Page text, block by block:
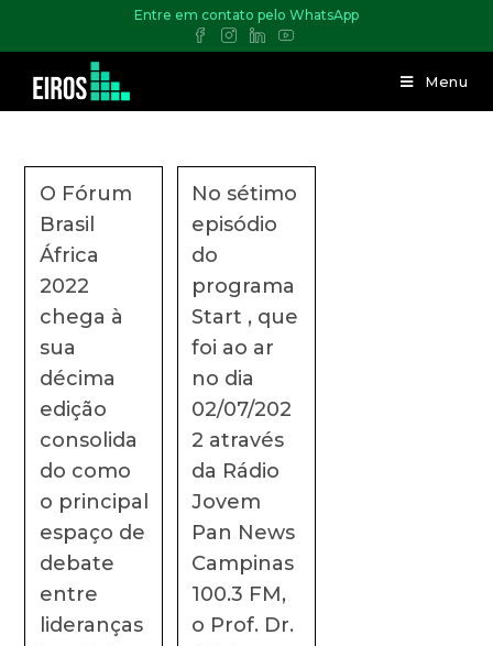
Entre em contato pelo WhatsApp
Menu
O Fórum
Brasil
África
2022
chega à
sua
décima
edição
consolida
do como
o principal
espaço de
debate
entre
lideranças
No sétimo
episódio
do
programa
Start , que
foi ao ar
no dia
02/07/202
2 através
da Rádio
Jovem
Pan News
Campinas
100.3 FM,
o Prof. Dr.